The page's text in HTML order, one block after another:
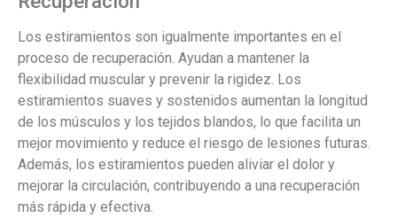
Los estiramientos son igualmente importantes en el
proceso de recuperación. Ayudan a mantener la
flexibilidad muscular y prevenir la rigidez. Los
estiramientos suaves y sostenidos aumentan la longitud
de los músculos y los tejidos blandos, lo que facilita un
mejor movimiento y reduce el riesgo de lesiones futuras.
Además, los estiramientos pueden aliviar el dolor y
mejorar la circulación, contribuyendo a una recuperación
más rápida y efectiva.